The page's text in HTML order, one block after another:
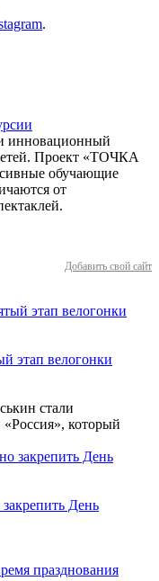
.
инновационный
Проект «ТОЧКА
обучающие
от
Добавить свой сайт
этап велогонки
стали
«Россия», который
День